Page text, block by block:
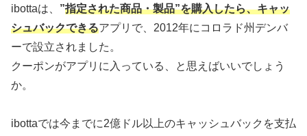
ibottaは、 ”指定された商品・製品”を購入したら、キャッ
シュバックできるアプリで、2012年にコロラド州デンバ
ーで設立されました。
クーポンがアプリに入っている、と思えばいいでしょう
か。
ibottaでは今までに2億ドル以上のキャッシュバックを支払